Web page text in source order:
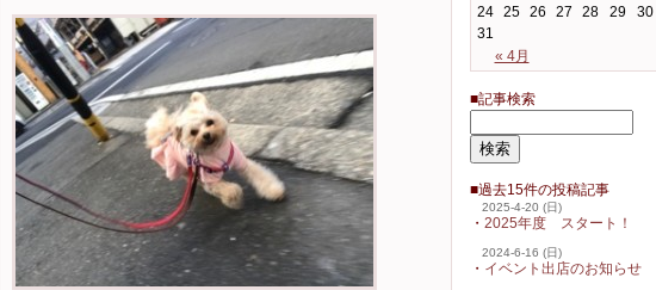
« 4月
24 25 26 27 28 29
30
31
■記事検索
■過去15件の投稿記事
2025-4-20 (日)
・ 2025年度 スタート！
2024-6-16 (日)
・ イベント出店のお知らせ